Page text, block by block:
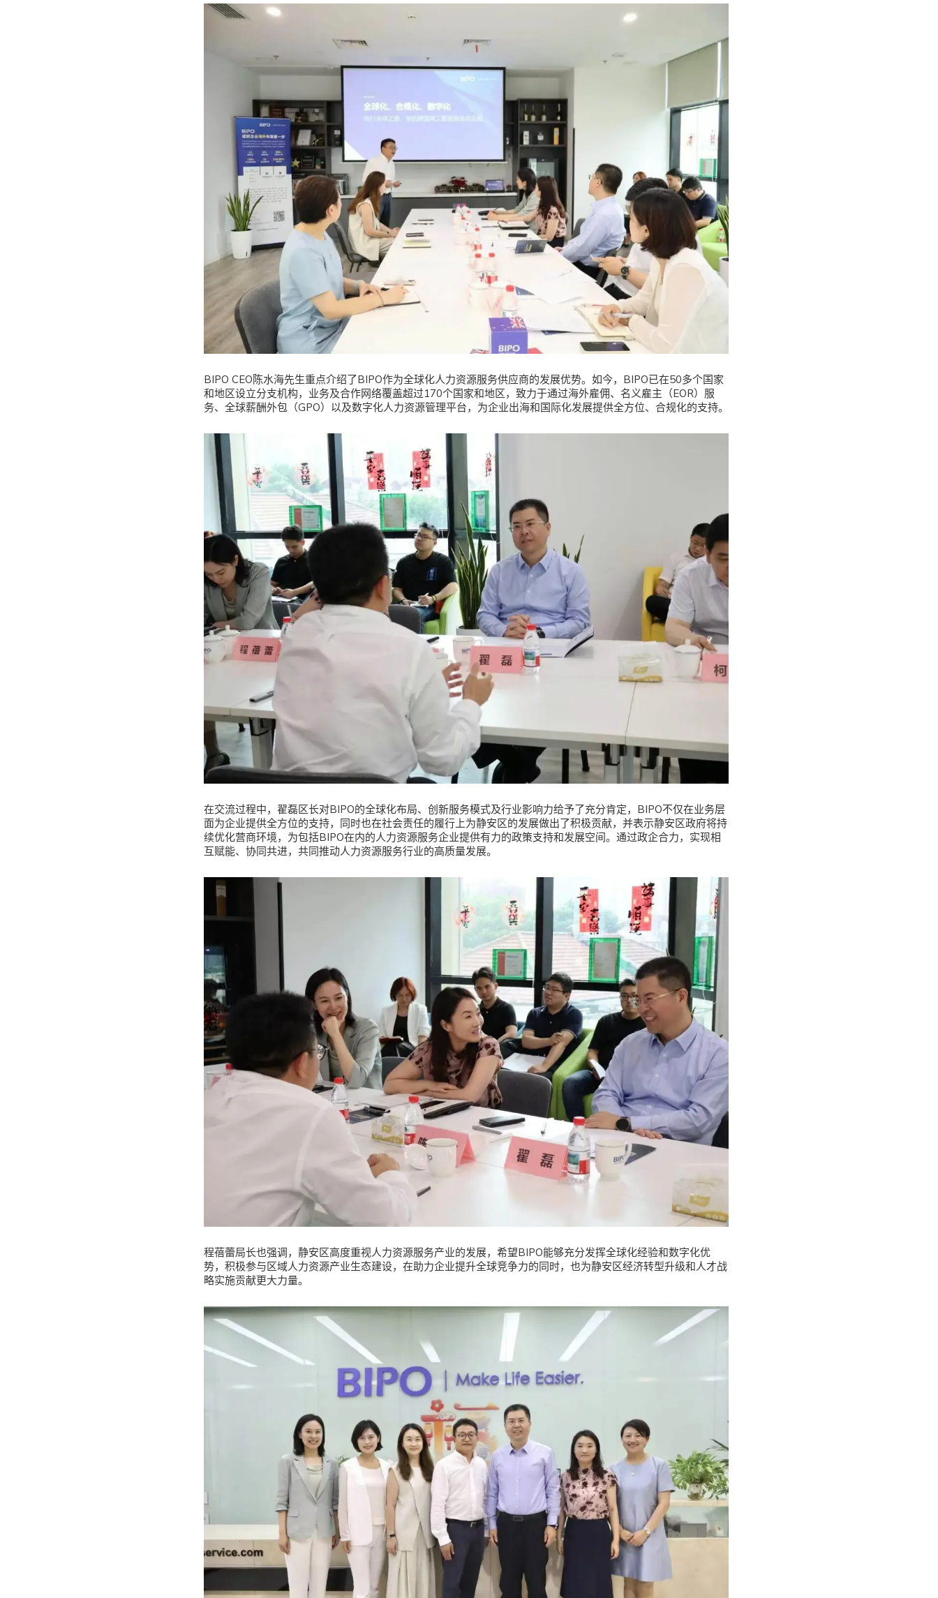
BIPO CEO陈水海先生重点介绍了BIPO作为全球化人力资源服务供应商的发展优势。如今，BIPO已在50多个国家
和地区设立分支机构，业务及合作网络覆盖超过170个国家和地区，致力于通过海外雇佣、名义雇主（EOR）服
务、全球薪酬外包（GPO）以及数字化人力资源管理平台，为企业出海和国际化发展提供全方位、合规化的支持。
在交流过程中，翟磊区长对BIPO的全球化布局、创新服务模式及行业影响力给予了充分肯定，BIPO不仅在业务层
面为企业提供全方位的支持，同时也在社会责任的履行上为静安区的发展做出了积极贡献，并表示静安区政府将持
续优化营商环境，为包括BIPO在内的人力资源服务企业提供有力的政策支持和发展空间。通过政企合力，实现相
互赋能、协同共进，共同推动人力资源服务行业的高质量发展。
程蓓蕾局长也强调，静安区高度重视人力资源服务产业的发展，希望BIPO能够充分发挥全球化经验和数字化优
势，积极参与区域人力资源产业生态建设，在助力企业提升全球竞争力的同时，也为静安区经济转型升级和人才战
略实施贡献更大力量。